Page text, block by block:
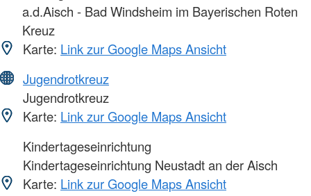
a.d.Aisch - Bad Windsheim im Bayerischen Roten
Kreuz
Karte: Link zur Google Maps Ansicht
Jugendrotkreuz
Jugendrotkreuz
Karte: Link zur Google Maps Ansicht
Kindertageseinrichtung
Kindertageseinrichtung Neustadt an der Aisch
Karte: Link zur Google Maps Ansicht